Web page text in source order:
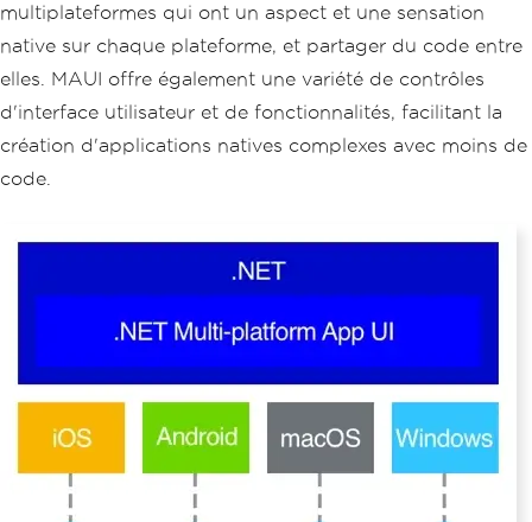
multiplateformes qui ont un aspect et une sensation
native sur chaque plateforme, et partager du code entre
elles. MAUI offre également une variété de contrôles
d'interface utilisateur et de fonctionnalités, facilitant la
création d'applications natives complexes avec moins de
code.